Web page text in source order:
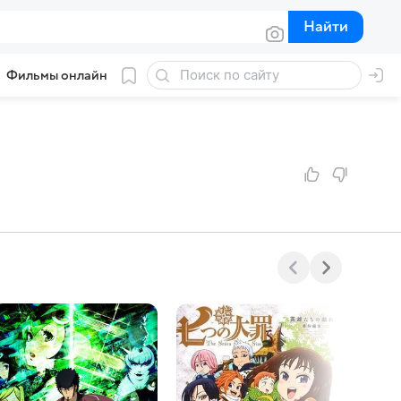
Найти
Найти
Фильмы онлайн